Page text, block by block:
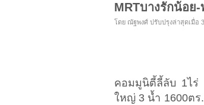
MRTบางรักน้อย
โดย ณัฐพงศ์ ปรับปรุงล่าสุดเมื่อ 3
คอมมูนิตี้ลี้ลับ 1ไร่
ใหญ่ 3 น้ำ 1600ตร